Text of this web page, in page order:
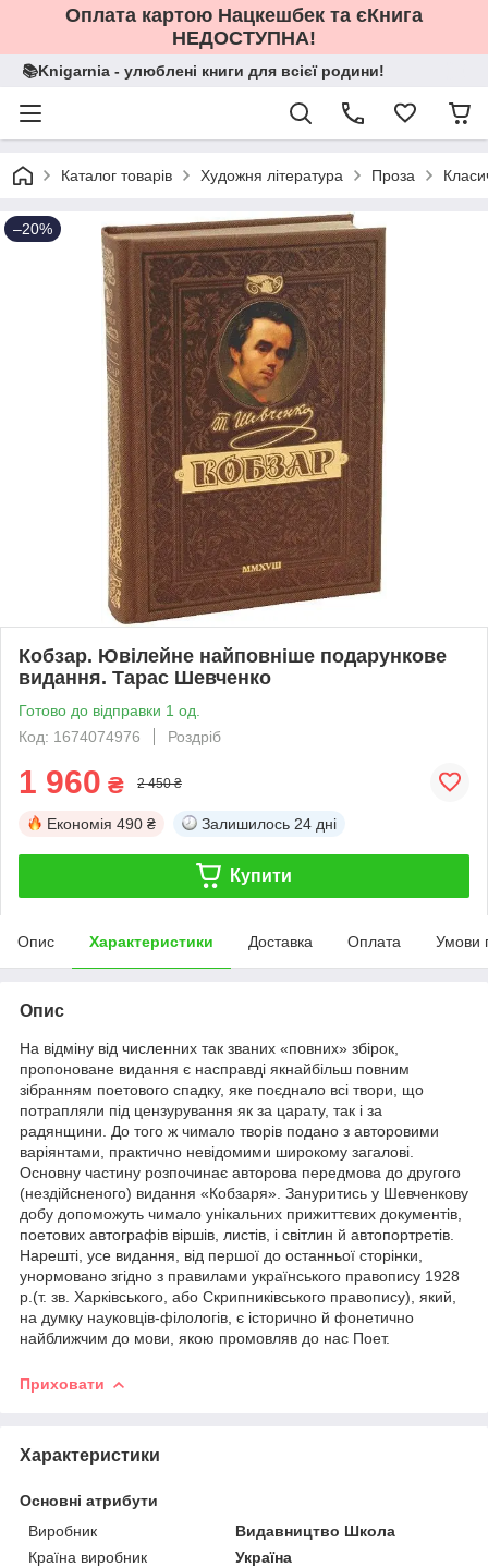
Оплата картою Нацкешбек та єКнига
НЕДОСТУПНА!
📚Knigarnia - улюблені книги для всієї родини!
Каталог товарів Художня література Проза
–20%
Кобзар. Ювілейне найповніше подарункове
видання. Тарас Шевченко
Готово до відправки 1 од.
Код: 1674074976
Роздріб
1 960 ₴ 2 450 ₴
Економія 490 ₴ Залишилось 24 дні
Купити
Опис Характеристики Доставка Оплата Умови
Опис
На відміну від численних так званих «повних» збірок,
пропоноване видання є насправді якнайбільш повним
зібранням поетового спадку, яке поєднало всі твори, що
потрапляли під цензурування як за царату, так і за
радянщини. До того ж чимало творів подано з авторовими
варіянтами, практично невідомими широкому загалові.
Основну частину розпочинає авторова передмова до другого
(нездійсненого) видання «Кобзаря». Зануритись у Шевченкову
добу допоможуть чимало унікальних прижиттєвих документів,
поетових автографів віршів, листів, і світлин й автопортретів.
Нарешті, усе видання, від першої до останньої сторінки,
унормовано згідно з правилами українського правопису 1928
р.(т. зв. Харківського, або Скрипниківського правопису), який,
на думку науковців-філологів, є історично й фонетично
найближчим до мови, якою промовляв до нас Поет.
Приховати
Характеристики
Основні атрибути
Виробник
Видавництво Школа
Країна виробник
Україна